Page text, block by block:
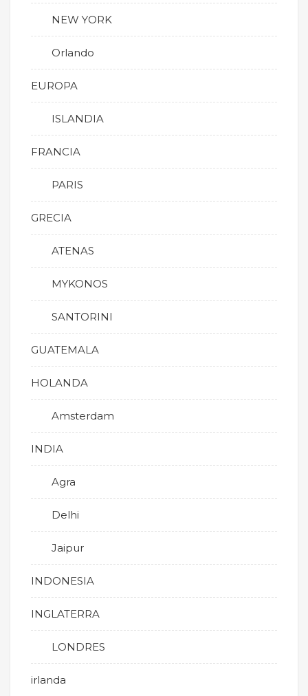
NEW YORK
Orlando
EUROPA
ISLANDIA
FRANCIA
PARIS
GRECIA
ATENAS
MYKONOS
SANTORINI
GUATEMALA
HOLANDA
Amsterdam
INDIA
Agra
Delhi
Jaipur
INDONESIA
INGLATERRA
LONDRES
irlanda